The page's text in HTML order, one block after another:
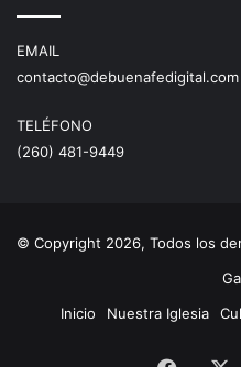
EMAIL
contacto@debuenafedigital.com
TELÉFONO
(260) 481-9449
© Copyright 2026, Todos los
Inicio
Nuestra Iglesia